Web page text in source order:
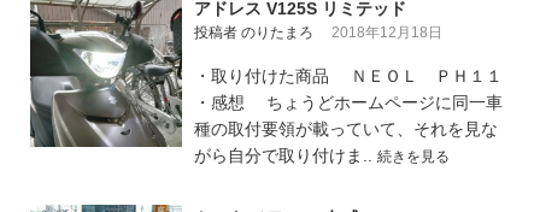
アドレス V125S リミテッド
投稿者 のりたまろ 2018年12月18日
・取り付けた商品 ＮＥＯＬ ＰＨ１１
・感想 ちょうどホームページに同一車
種の取付要領が載っていて、それを見な
がら自分で取り付けま.. 続きを見る